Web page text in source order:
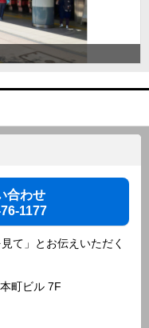
合わせ
1177
て」とお伝えいただく
町ビル 7F